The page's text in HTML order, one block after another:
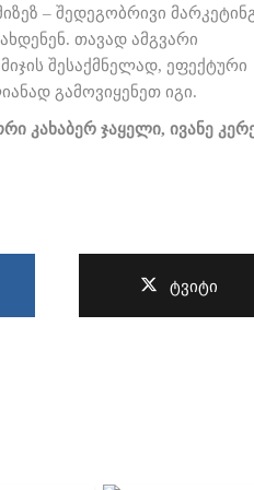
– შედეგობრივი
თავად ამგვარი
შესაქმნელად, ეფექტური
გამოვიყენეთ იგი.
კახაბერ ჯაყელი, ივანე
ტვიტი